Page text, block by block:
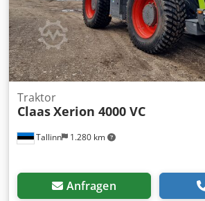
Tallinn 1.280 km
Traktor
ClaasXerion 4000 VC
Anfragen